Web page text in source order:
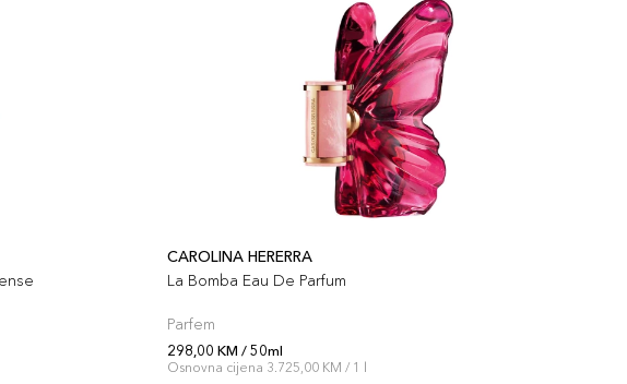
CAROLINA HERERRA
La Bomba Eau De Parfum
Parfem
298,00 KM / 50ml
Osnovna cijena 3.725,00 KM / 1 l